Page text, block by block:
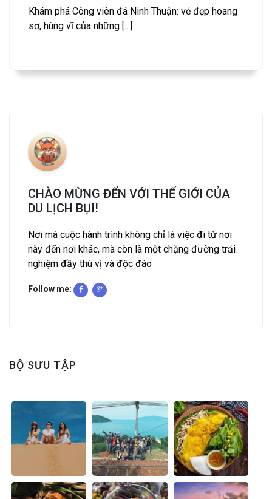
Khám phá Công viên đá Ninh Thuận: vẻ đẹp hoang
sơ, hùng vĩ của những [...]
CHÀO MỪNG ĐẾN VỚI THẾ GIỚI CỦA
DU LỊCH BỤI!
Nơi mà cuộc hành trình không chỉ là việc đi từ nơi
này đến nơi khác, mà còn là một chặng đường trải
nghiệm đầy thú vị và độc đáo
Follow me:
BỘ SƯU TẬP